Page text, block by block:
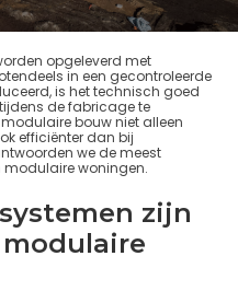
opgeleverd met
in een gecontroleerde
is het technisch goed
de fabricage te
bouw niet alleen
efficiënter dan bij
we de meest
woningen.
zijn